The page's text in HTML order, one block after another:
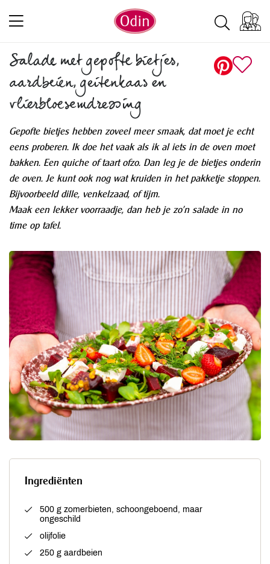
Salade met gepofte bietjes,
aardbeien, geitenkaas en
vlierbloesemdressing
Gepofte bietjes hebben zoveel meer smaak, dat moet je echt
eens proberen. Ik doe het vaak als ik al iets in de oven moet
bakken. Een quiche of taart ofzo. Dan leg je de bietjes onderin
de oven. Je kunt ook nog wat kruiden in het pakketje stoppen.
Bijvoorbeeld dille, venkelzaad, of tijm.
Maak een lekker voorraadje, dan heb je zo'n salade in no
time op tafel.
Ingrediënten
500 g zomerbieten, schoongeboend, maar
ongeschild
olijfolie
250 g aardbeien